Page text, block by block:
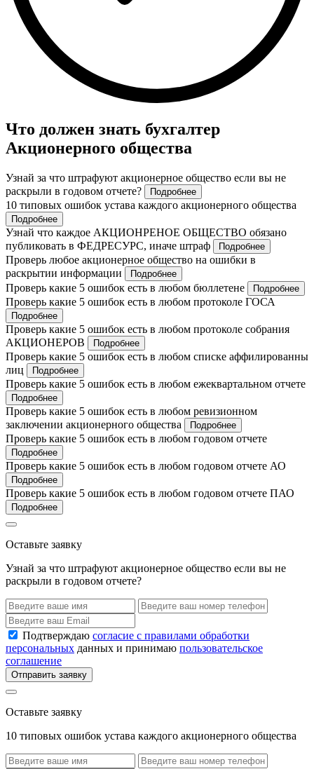
Что должен знать бухгалтер
Акционерного общества
Узнай за что штрафуют акционерное общество если вы не
раскрыли в годовом отчете?
Подробнее
10 типовых ошибок устава каждого акционерного общества
Подробнее
Узнай что каждое АКЦИОНРЕНОЕ ОБЩЕСТВО обязано
публиковать в ФЕДРЕСУРС, иначе штраф
Подробнее
Проверь любое акционерное общество на ошибки в
раскрытии информации
Подробнее
Проверь какие 5 ошибок есть в любом бюллетене Подробнее
Проверь какие 5 ошибок есть в любом протоколе ГОСА
Подробнее
Проверь какие 5 ошибок есть в любом протоколе собрания
АКЦИОНЕРОВ
Подробнее
Проверь какие 5 ошибок есть в любом списке аффилированны
лиц
Подробнее
Проверь какие 5 ошибок есть в любом ежеквартальном отчете
Подробнее
Проверь какие 5 ошибок есть в любом ревизионном
заключении акционерного общества
Подробнее
Проверь какие 5 ошибок есть в любом годовом отчете
Подробнее
Проверь какие 5 ошибок есть в любом годовом отчете АО
Подробнее
Проверь какие 5 ошибок есть в любом годовом отчете ПАО
Подробнее
Оставьте заявку
Узнай за что штрафуют акционерное общество если вы не
раскрыли в годовом отчете?
Подтверждаю согласие с правилами обработки
персональных данных и принимаю пользовательское
соглашение
Отправить заявку
Оставьте заявку
10 типовых ошибок устава каждого акционерного общества